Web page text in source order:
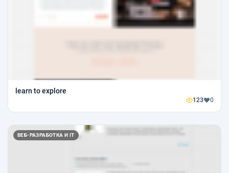
learn to explore
123 0
ВЕБ-РАЗРАБОТКА И IT